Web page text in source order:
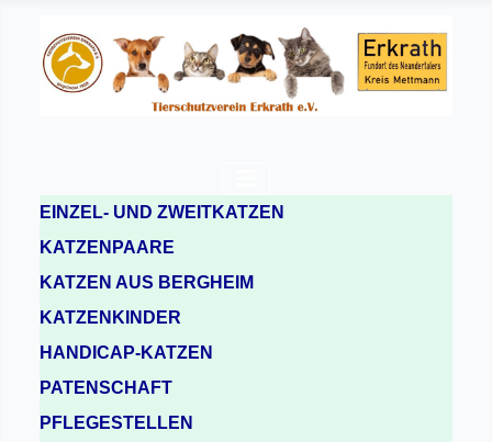
EINZEL- UND ZWEITKATZEN
KATZENPAARE
KATZEN AUS BERGHEIM
KATZENKINDER
HANDICAP-KATZEN
PATENSCHAFT
PFLEGESTELLEN